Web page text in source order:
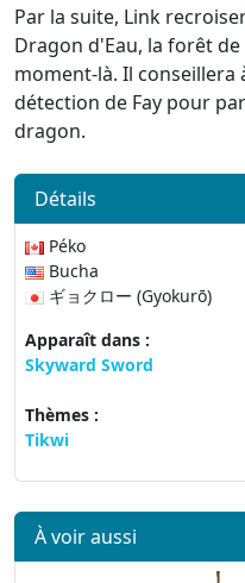
Par la suite, Link
Dragon d'Eau, la forêt
moment-là. Il
détection de Fay pour
dragon.
Détails
Péko
Bucha
ギョクロー (Gyokurō)
Apparaît dans :
Skyward Sword
Thèmes :
Tikwi
À voir aussi